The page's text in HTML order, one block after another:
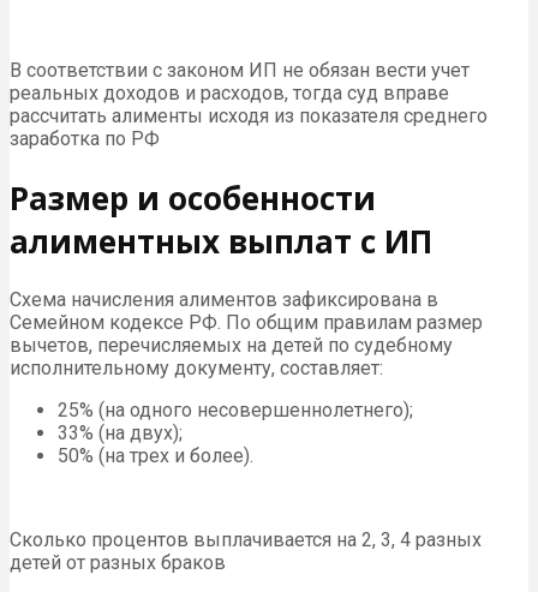
В соответствии с законом ИП не обязан вести учет
реальных доходов и расходов, тогда суд вправе
рассчитать алименты исходя из показателя среднего
заработка по РФ
Размер и особенности
алиментных выплат с ИП
Схема начисления алиментов зафиксирована в
Семейном кодексе РФ. По общим правилам размер
вычетов, перечисляемых на детей по судебному
исполнительному документу, составляет:
25% (на одного несовершеннолетнего);
33% (на двух);
50% (на трех и более).
Сколько процентов выплачивается на 2, 3, 4 разных
детей от разных браков